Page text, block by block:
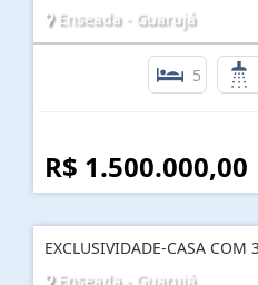
Enseada - Guarujá
5
R$ 1.500.000,00
EXCLUSIVIDADE-CASA COM
Enseada - Guarujá